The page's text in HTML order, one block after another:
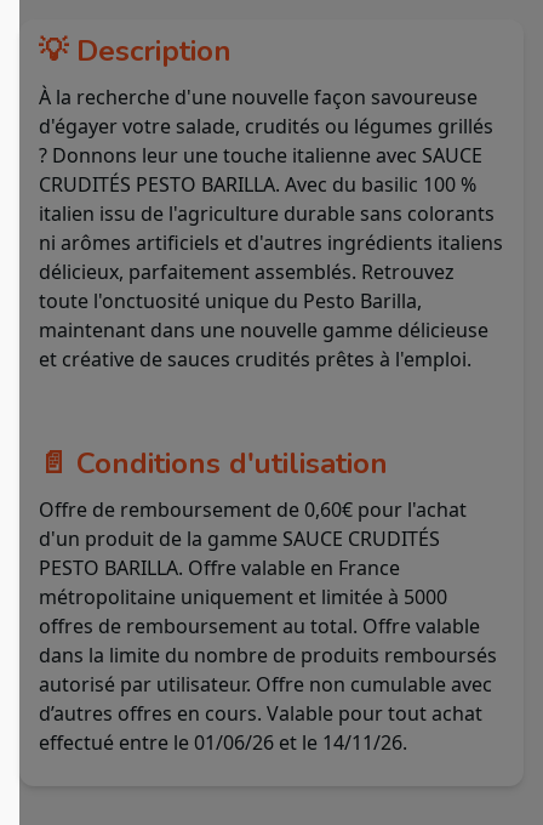
💡 Description
À la recherche d'une nouvelle façon savoureuse
d'égayer votre salade, crudités ou légumes grillés
? Donnons leur une touche italienne avec SAUCE
CRUDITÉS PESTO BARILLA. Avec du basilic 100 %
italien issu de l'agriculture durable sans colorants
ni arômes artificiels et d'autres ingrédients italiens
délicieux, parfaitement assemblés. Retrouvez
toute l'onctuosité unique du Pesto Barilla,
maintenant dans une nouvelle gamme délicieuse
et créative de sauces crudités prêtes à l'emploi.
📄 Conditions d'utilisation
Offre de remboursement de 0,60€ pour l'achat
d'un produit de la gamme SAUCE CRUDITÉS
PESTO BARILLA. Offre valable en France
métropolitaine uniquement et limitée à 5000
offres de remboursement au total. Offre valable
dans la limite du nombre de produits remboursés
autorisé par utilisateur. Offre non cumulable avec
d’autres offres en cours. Valable pour tout achat
effectué entre le 01/06/26 et le 14/11/26.